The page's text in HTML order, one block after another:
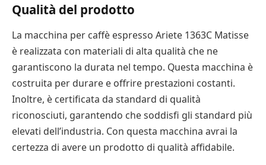
Qualità del prodotto
La macchina per caffè espresso Ariete 1363C Matisse
è realizzata con materiali di alta qualità che ne
garantiscono la durata nel tempo. Questa macchina è
costruita per durare e offrire prestazioni costanti.
Inoltre, è certificata da standard di qualità
riconosciuti, garantendo che soddisfi gli standard più
elevati dell’industria. Con questa macchina avrai la
certezza di avere un prodotto di qualità affidabile.